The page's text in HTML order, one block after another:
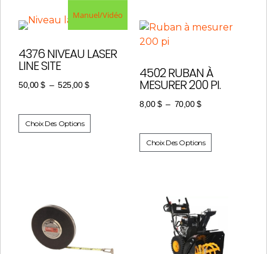
Manuel/Vidéo
4376 NIVEAU LASER
LINE SITE
50,00$ – 525,00$
Choix Des Options
4502 RUBAN À
MESURER 200 PI.
8,00$ – 70,00$
Choix Des Options